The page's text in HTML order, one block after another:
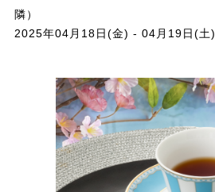
隣）
2025年04月18日(金) - 04月19日(土)